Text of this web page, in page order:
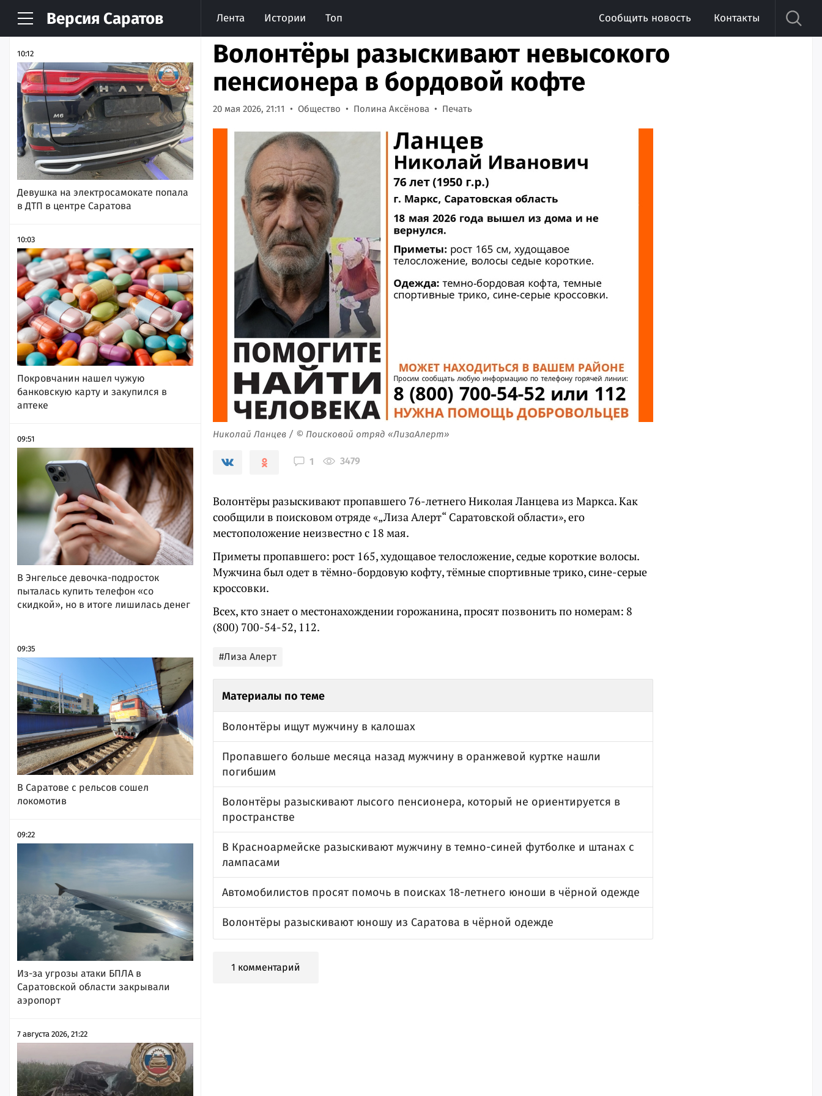
Версия Саратов Лента Истории Топ Сообщить новость Контакты
НОВОСТИ АРХИВ
10:12
Девушка на электросамокате попала
в ДТП в центре Саратова
10:03
Покровчанин нашел чужую
банковскую карту и закупился в
аптеке
09:51
В Энгельсе девочка-подросток
пыталась купить телефон «со
скидкой», но в итоге лишилась денег
09:35
В Саратове с рельсов сошел
локомотив
09:22
Из-за угрозы атаки БПЛА в
Саратовской области закрывали
аэропорт
7 августа 2026, 21:22
Волонтёры разыскивают невысокого
пенсионера в бордовой кофте
20 мая 2026, 21:11 Общество Полина Аксёнова Печать
Николай Ланцев / © Поисковой отряд «ЛизаАлерт»
1 3479
Волонтёры разыскивают пропавшего 76-летнего Николая Ланцева из Маркса. Как
сообщили в поисковом отряде «„Лиза Алерт“ Саратовской области», его
местоположение неизвестно с 18 мая.
Приметы пропавшего: рост 165, худощавое телосложение, седые короткие волосы.
Мужчина был одет в тёмно-бордовую кофту, тёмные спортивные трико, сине-серые
кроссовки.
Всех, кто знает о местонахождении горожанина, просят позвонить по номерам: 8
(800) 700-54-52, 112.
#Лиза Алерт
Материалы по теме
Волонтёры ищут мужчину в калошах
Пропавшего больше месяца назад мужчину в оранжевой куртке нашли
погибшим
Волонтёры разыскивают лысого пенсионера, который не ориентируется в
пространстве
В Красноармейске разыскивают мужчину в темно-синей футболке и штанах с
лампасами
Автомобилистов просят помочь в поисках 18-летнего юноши в чёрной одежде
Волонтёры разыскивают юношу из Саратова в чёрной одежде
1 комментарий